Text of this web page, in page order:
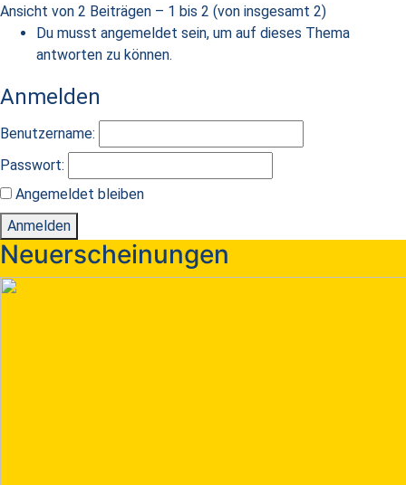
Ansicht von 2 Beiträgen – 1 bis 2 (von insgesamt 2)
Du musst angemeldet sein, um auf dieses Thema
antworten zu können.
Anmelden
Benutzername:
Passwort:
Angemeldet bleiben
Anmelden
Neuerscheinungen